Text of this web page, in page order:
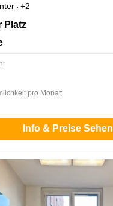
+2
10, Berlin Mitte
Platz
pro Monat:
Info & Preise Sehen